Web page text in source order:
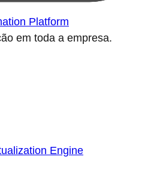
Platform
em toda a empresa.
Engine